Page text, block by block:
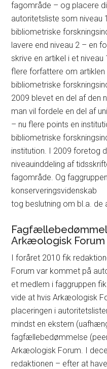
fagområde – og placere
autoritetsliste som niveau
bibliometriske
lavere end niveau 2 – en
skrive en artikel i et
flere forfattere om artiklen
bibliometriske
2009 blevet en del af den
man vil fordele en del af
– nu flere points en
bibliometriske
institution. I 2009 foretog
niveauinddeling af
fagområde. Og
konserveringsvidenskab
tog beslutning om bl.a.
Arkæologisk Forum
I foråret 2010 fik
Forum var kommet på
et medlem i faggruppen
vide at hvis Arkæologisk
placeringen i
mindst en ekstern
fagfællebedømmelse
Arkæologisk Forum. I
redaktionen – efter at